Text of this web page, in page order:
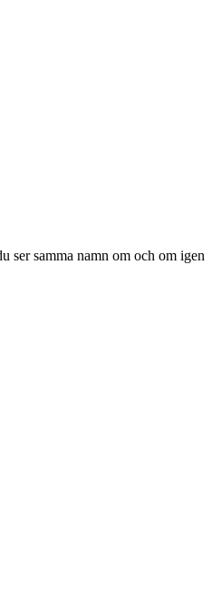
ser samma namn om och om igen